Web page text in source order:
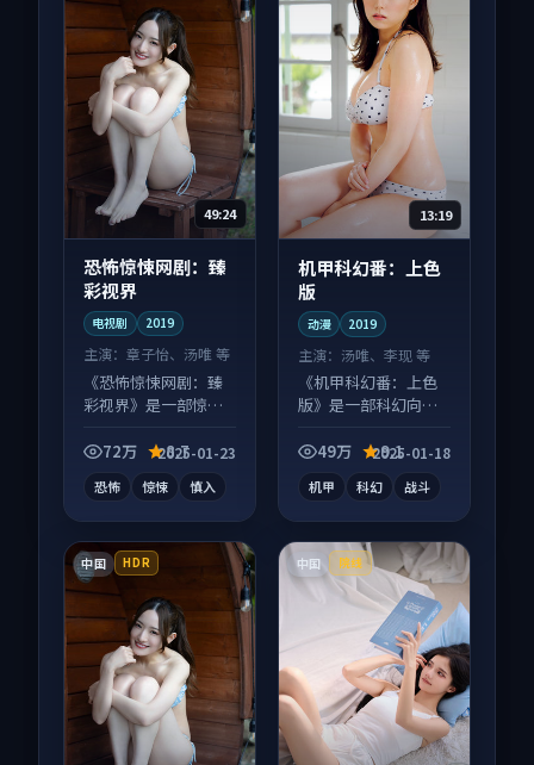
49:24
恐怖惊悚网剧：臻
彩视界
电视剧 2019
主演： 章子怡、汤唯 等
《恐怖惊悚网剧：臻
彩视界》是一部惊悚
元素齐全，观感爽快
72万 8.7
2025-01-23
恐怖 惊悚 慎入
13:19
机甲科幻番：上色
版
动漫 2019
主演： 汤唯、李现 等
《机甲科幻番：上色
版》是一部科幻向动
全，观感爽快不拖
49万 9.1
2025-01-18
机甲 科幻 战斗
中国 HDR 中国 院线